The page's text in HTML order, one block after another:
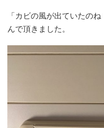
「カビの風が出ていたの
んで頂きました。